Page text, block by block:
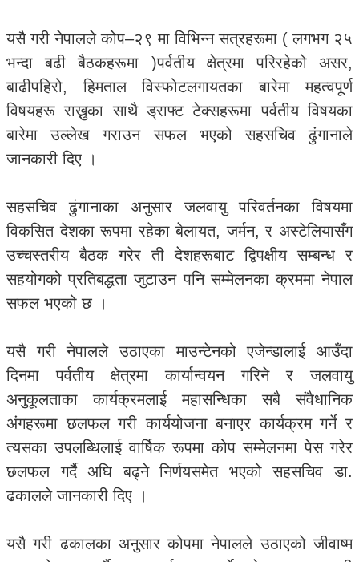
यसै गरी नेपालले कोप–२९ मा विभिन्न सत्रहरूमा ( लगभग २५
भन्दा बढी बैठकहरूमा )पर्वतीय क्षेत्रमा परिरहेको असर,
बाढीपहिरो, हिमताल विस्फोटलगायतका बारेमा महत्वपूर्ण
विषयहरू राख्नुका साथै ड्राफ्ट टेक्सहरूमा पर्वतीय विषयका
बारेमा उल्लेख गराउन सफल भएको सहसचिव ढुंगानाले
जानकारी दिए ।
सहसचिव ढुंगानाका अनुसार जलवायु परिवर्तनका विषयमा
विकसित देशका रूपमा रहेका बेलायत, जर्मन, र अस्टेलियासँग
उच्चस्तरीय बैठक गरेर ती देशहरूबाट द्विपक्षीय सम्बन्ध र
सहयोगको प्रतिबद्धता जुटाउन पनि सम्मेलनका क्रममा नेपाल
सफल भएको छ ।
यसै गरी नेपालले उठाएका माउन्टेनको एजेन्डालाई आउँदा
दिनमा पर्वतीय क्षेत्रमा कार्यान्वयन गरिने र जलवायु
अनुकूलताका कार्यक्रमलाई महासन्धिका सबै संवैधानिक
अंगहरूमा छलफल गरी कार्ययोजना बनाएर कार्यक्रम गर्ने र
त्यसका उपलब्धिलाई वार्षिक रूपमा कोप सम्मेलनमा पेस गरेर
छलफल गर्दै अघि बढ्ने निर्णयसमेत भएको सहसचिव डा.
ढकालले जानकारी दिए ।
यसै गरी ढकालका अनुसार कोपमा नेपालले उठाएको जीवाष्म